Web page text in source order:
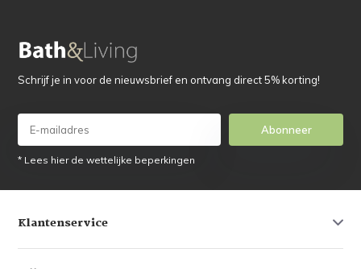
Schrijf je in voor de nieuwsbrief en ontvang direct 5% korting!
Abonneer
* Lees hier de wettelijke beperkingen
Klantenservice